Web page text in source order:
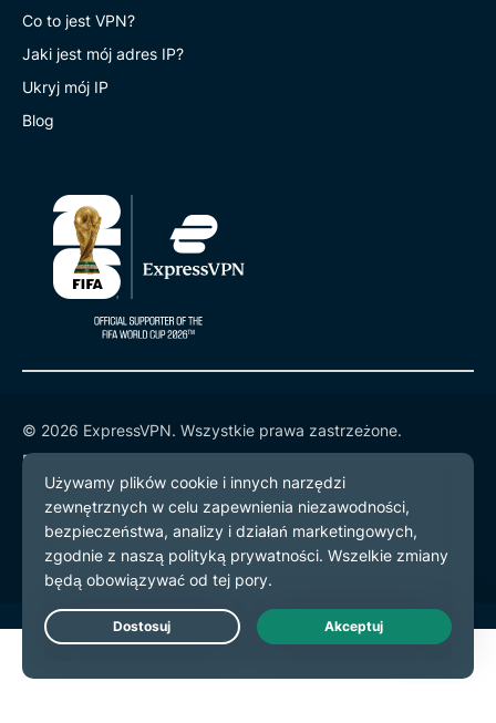
Co to jest VPN?
Jaki jest mój adres IP?
Ukryj mój IP
Blog
© 2026 ExpressVPN. Wszystkie prawa zastrzeżone.
Polityka prywatności
Warunki użytkowania
preferencje plików cookie
Live Chat